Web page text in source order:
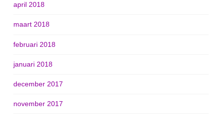
april 2018
maart 2018
februari 2018
januari 2018
december 2017
november 2017